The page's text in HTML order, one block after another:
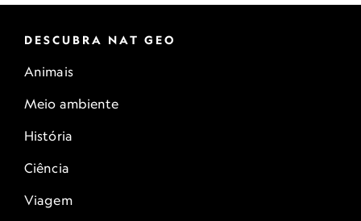
DESCUBRA NAT GEO
Animais
Meio ambiente
História
Ciência
Viagem